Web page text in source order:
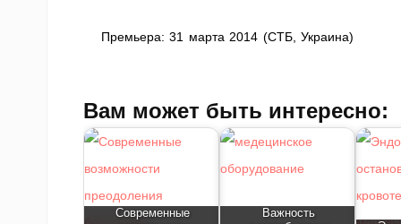
Премьера: 31 марта 2014 (СТБ, Украина)
Вам может быть интересно:
Современные
Важность